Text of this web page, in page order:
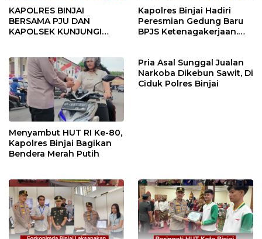
KAPOLRES BINJAI
BERSAMA PJU DAN
KAPOLSEK KUNJUNGI
Kapolres Binjai Hadiri
Peresmian Gedung Baru
BPJS Ketenagakerjaan.
Menyambut HUT RI Ke-80,
Kapolres Binjai Bagikan
Bendera Merah Putih
Pria Asal Sunggal Jualan
Narkoba Dikebun Sawit, Di
Ciduk Polres Binjai